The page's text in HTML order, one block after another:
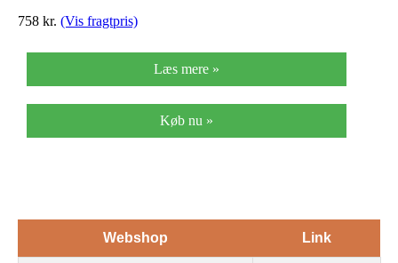
240stk/kar
758 kr. (Vis fragtpris)
Læs mere »
Køb nu »
Webshop Link